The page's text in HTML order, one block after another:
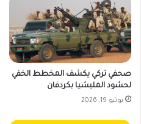
صحفي تركي يكشف المخطط الخفي
لحشود المليشيا بكردفان
يونيو 19, 2026